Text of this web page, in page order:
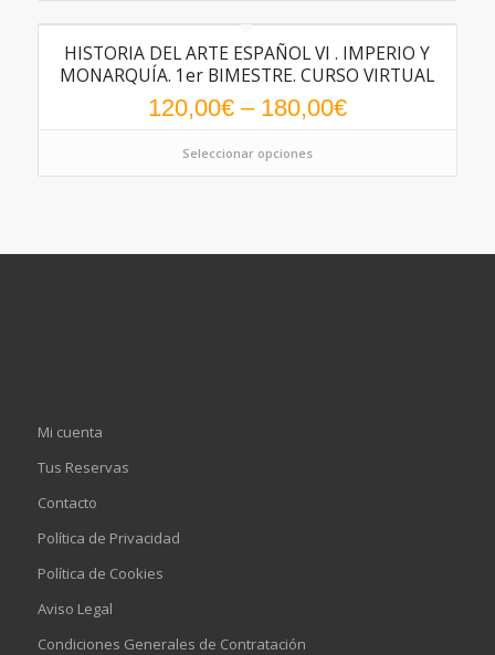
HISTORIA DEL ARTE ESPAÑOL VI . IMPERIO Y
MONARQUÍA. 1er BIMESTRE. CURSO VIRTUAL
120,00€– 180,00€
Seleccionar opciones
Mi cuenta
Tus Reservas
Contacto
Política de Privacidad
Política de Cookies
Aviso Legal
Condiciones Generales de Contratación